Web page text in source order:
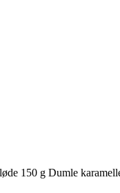
150 g Dumle